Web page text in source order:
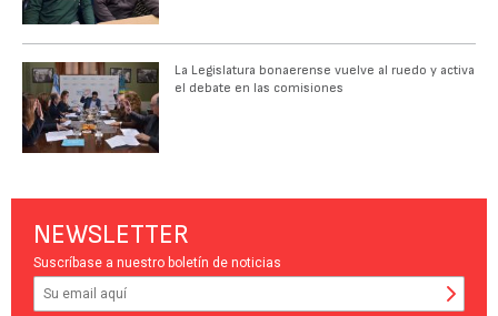
La Legislatura bonaerense vuelve al ruedo y activa
el debate en las comisiones
NEWSLETTER
Suscríbase a nuestro boletín de noticias